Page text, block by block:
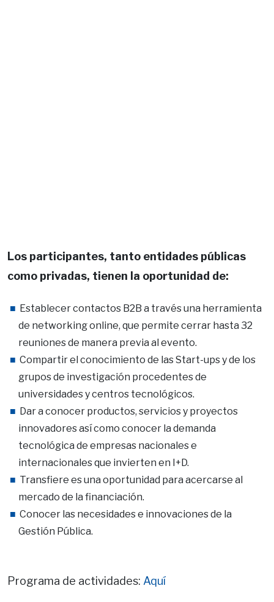
Los participantes, tanto entidades públicas
como privadas, tienen la oportunidad de:
Establecer contactos B2B a través una herramienta
de networking online, que permite cerrar hasta 32
reuniones de manera previa al evento.
Compartir el conocimiento de las Start-ups y de los
grupos de investigación procedentes de
universidades y centros tecnológicos.
Dar a conocer productos, servicios y proyectos
innovadores así como conocer la demanda
tecnológica de empresas nacionales e
internacionales que invierten en I+D.
Transfiere es una oportunidad para acercarse al
mercado de la financiación.
Conocer las necesidades e innovaciones de la
Gestión Pública.
Programa de actividades: Aquí